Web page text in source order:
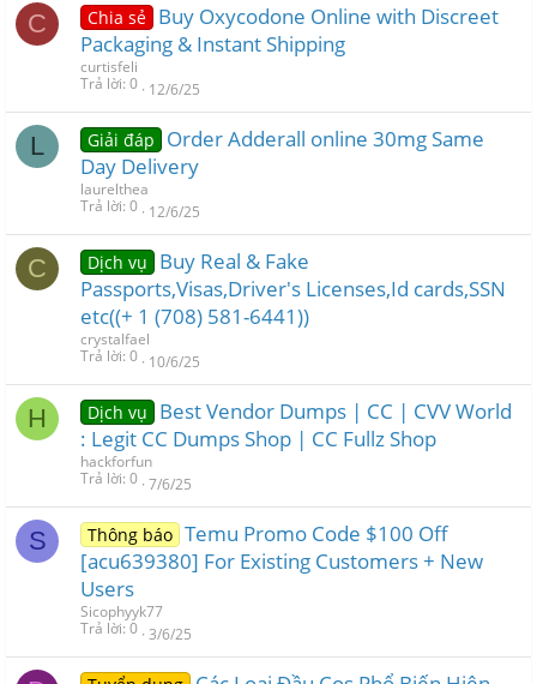
C Chia sẻ Buy Oxycodone Online with Discreet
Packaging & Instant Shipping
curtisfeli
Trả lời 0 12/6/25
L Giải đáp
Order Adderall online 30mg Same
Day Delivery
laurelthea
Trả lời 0 12/6/25
C Dịch vụ
Buy Real & Fake
Passports,Visas,Driver's Licenses,Id cards,SSN
etc((+ 1 (708) 581-6441))
crystalfael
Trả lời 0 10/6/25
H Dịch vụ
Best Vendor Dumps | CC | CVV World
: Legit CC Dumps Shop | CC Fullz Shop
hackforfun
Trả lời 0 7/6/25
S Thông báo Temu Promo Code $100 Off
[acu639380] For Existing Customers + New
Users
Sicophyyk77
Trả lời 0 3/6/25